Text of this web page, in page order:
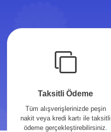
Taksitli Ödeme
Tüm alışverişlerinizde peşin
nakit veya kredi kartı ile taksitli
ödeme gerçekleştirebilirsiniz.